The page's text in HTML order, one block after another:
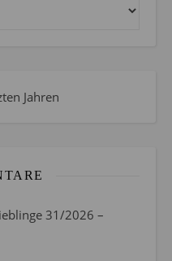
Jahren
31/2026 –